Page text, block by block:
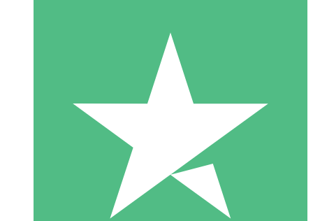
Packs de Crédits Individuels
Payez à l'utilisation avec des crédits de téléchargement. Sans
1 Téléchargement
10 00